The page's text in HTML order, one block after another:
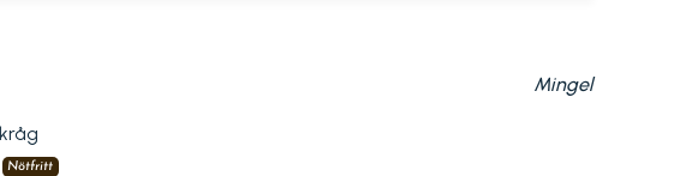
Mingel
Nötfritt